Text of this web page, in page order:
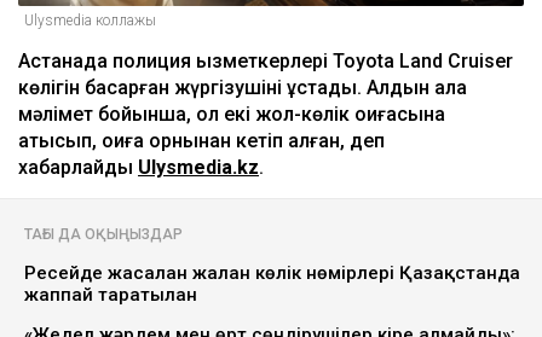
Ulysmedia коллажы
Астанада полиция қызметкерлері Toyota Land Cruiser
көлігін басқарған жүргізушіні ұстады. Алдын ала
мәлімет бойынша, ол екі жол-көлік оқиғасына
қатысып, оқиға орнынан кетіп қалған, деп
хабарлайды Ulysmedia.kz.
ТАҒЫ ДА ОҚЫҢЫЗДАР
Ресейде жасалған жалған көлік нөмірлері Қазақстанда
жаппай таратылған